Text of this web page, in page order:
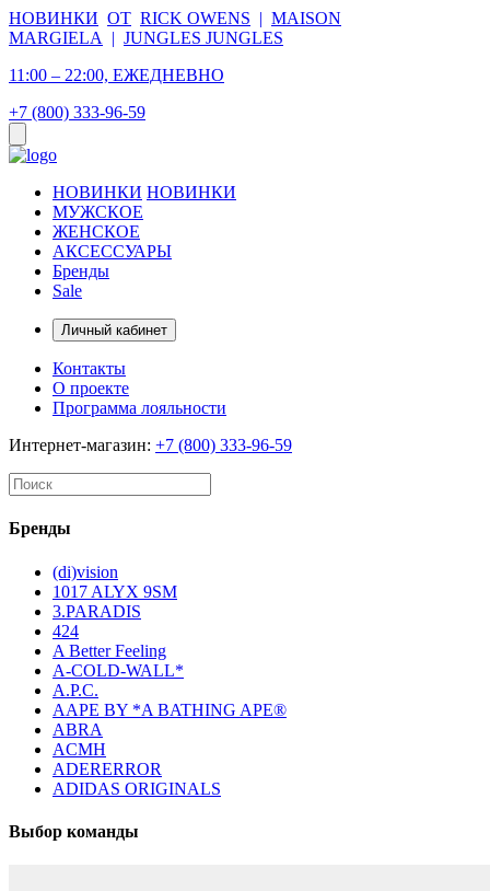
НОВИНКИ ОТ RICK OWENS | MAISON
MARGIELA
| JUNGLES JUNGLES
11:00 – 22:00, ЕЖЕДНЕВНО
+7 (800) 333-96-59
НОВИНКИ НОВИНКИ
МУЖСКОЕ
ЖЕНСКОЕ
АКСЕССУАРЫ
Бренды
Sale
Личный кабинет
Контакты
О проекте
Программа лояльности
Интернет-магазин: +7 (800) 333-96-59
Бренды
(di)vision
1017 ALYX 9SM
3.PARADIS
424
A Better Feeling
A-COLD-WALL*
A.P.C.
AAPE BY *A BATHING APE®
ABRA
ACMH
ADERERROR
ADIDAS ORIGINALS
Выбор команды